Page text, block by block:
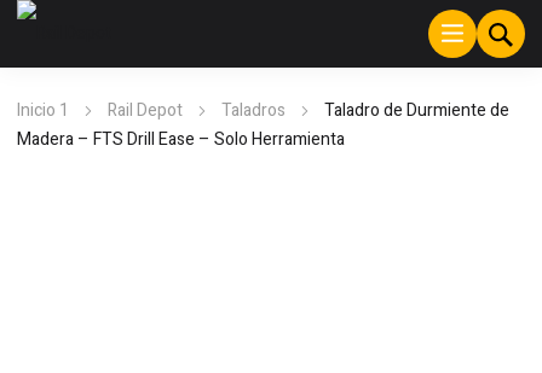
Inicio 1 Rail Depot Taladros
Taladro de Durmiente de
Madera – FTS Drill Ease – Solo Herramienta